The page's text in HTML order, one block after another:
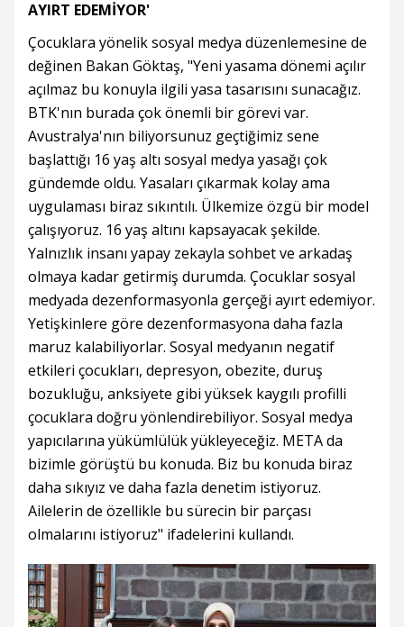
AYIRT EDEMİYOR'
Çocuklara yönelik sosyal medya düzenlemesine de
değinen Bakan Göktaş, "Yeni yasama dönemi açılır
açılmaz bu konuyla ilgili yasa tasarısını sunacağız.
BTK'nın burada çok önemli bir görevi var.
Avustralya'nın biliyorsunuz geçtiğimiz sene
başlattığı 16 yaş altı sosyal medya yasağı çok
gündemde oldu. Yasaları çıkarmak kolay ama
uygulaması biraz sıkıntılı. Ülkemize özgü bir model
çalışıyoruz. 16 yaş altını kapsayacak şekilde.
Yalnızlık insanı yapay zekayla sohbet ve arkadaş
olmaya kadar getirmiş durumda. Çocuklar sosyal
medyada dezenformasyonla gerçeği ayırt edemiyor.
Yetişkinlere göre dezenformasyona daha fazla
maruz kalabiliyorlar. Sosyal medyanın negatif
etkileri çocukları, depresyon, obezite, duruş
bozukluğu, anksiyete gibi yüksek kaygılı profilli
çocuklara doğru yönlendirebiliyor. Sosyal medya
yapıcılarına yükümlülük yükleyeceğiz. META da
bizimle görüştü bu konuda. Biz bu konuda biraz
daha sıkıyız ve daha fazla denetim istiyoruz.
Ailelerin de özellikle bu sürecin bir parçası
olmalarını istiyoruz" ifadelerini kullandı.